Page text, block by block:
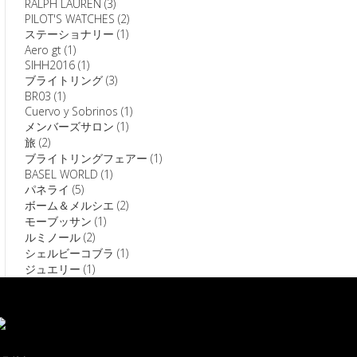
RALPH LAUREN (3)
PILOT'S WATCHES (2)
ステーショナリー (1)
Aero gt (1)
SIHH2016 (1)
ブライトリング (3)
BR03 (1)
Cuervo y Sobrinos (1)
メンバーズサロン (1)
旅 (2)
ブライトリングフェアー (1)
BASEL WORLD (1)
パネライ (5)
ボーム＆メルシエ (2)
モーブッサン (1)
ルミノール (2)
シェルビーコブラ (1)
ジュエリー (1)